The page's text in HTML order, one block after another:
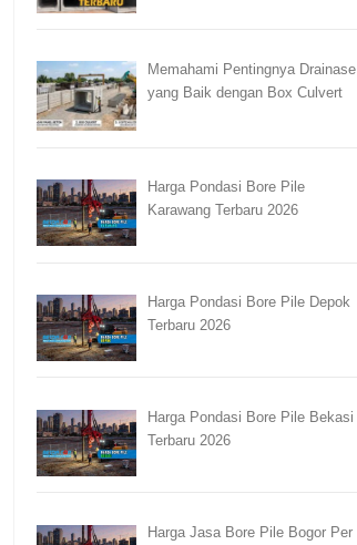
Memahami Pentingnya Drainase
yang Baik dengan Box Culvert
Harga Pondasi Bore Pile
Karawang Terbaru 2026
Harga Pondasi Bore Pile Depok
Terbaru 2026
Harga Pondasi Bore Pile Bekasi
Terbaru 2026
Harga Jasa Bore Pile Bogor Per